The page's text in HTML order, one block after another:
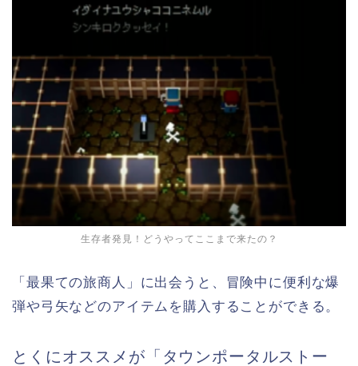
生存者発見！どうやってここまで来たの？
「最果ての旅商人」に出会うと、冒険中に便利な爆
弾や弓矢などのアイテムを購入することができる。
とくにオススメが「タウンポータルストー